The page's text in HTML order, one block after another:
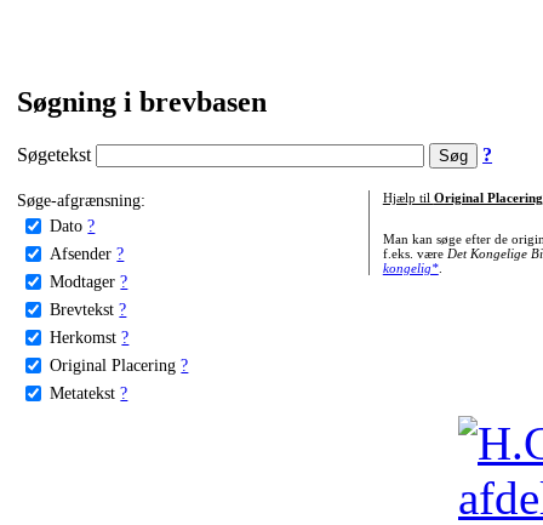
Søgning i brevbasen
Søgetekst ?
Søge-afgrænsning:
Dato ?
Afsender ?
Modtager ?
Brevtekst ?
Herkomst ?
Original Placering ?
Metatekst ?
Hjælp til Original Placering
Man kan søge efter de
f.eks. være Det Kongelige
kongelig*.